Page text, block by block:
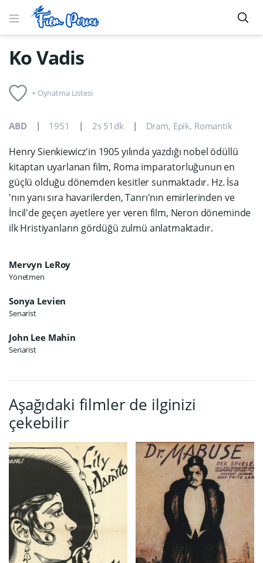
Ko Vadis
+ Oynatma Listesi
ABD 1951 2s 51dk Dram, Epik, Romantik
Henry Sienkiewicz'in 1905 yılında yazdığı nobel ödüllü
kitaptan uyarlanan film, Roma imparatorluğunun en
güçlü olduğu dönemden kesitler sunmaktadır. Hz. İsa
'nın yanı sıra havarilerden, Tanrı'nın emirlerinden ve
İncil'de geçen ayetlere yer veren film, Neron döneminde
ilk Hristiyanların gördüğü zulmü anlatmaktadır.
Mervyn LeRoy
Yönetmen
Sonya Levien
Senarist
John Lee Mahin
Senarist
Aşağıdaki filmler de ilginizi
çekebilir